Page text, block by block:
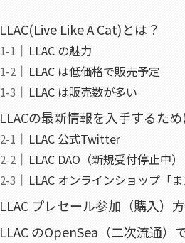
LLAC(Live Like A Cat)とは？
LLAC の魅力
LLAC は低価格で販売予定
LLAC は販売数が多い
LLACの最新情報を入手するた
LLAC 公式Twitter
LLAC DAO（新規受付停止中）
LLAC オンラインショップ「ま
LLAC プレセール参加（購入）
LLAC のOpenSea（二次流通）